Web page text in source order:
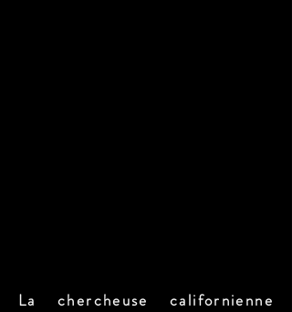
La chercheuse californienne